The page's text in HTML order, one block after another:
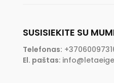
SUSISIEKITE SU
Telefonas:
El. paštas: